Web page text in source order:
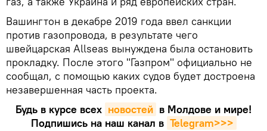
Вашингтон в декабре 2019 года ввел санкции
против газопровода, в результате чего
швейцарская Allseas вынуждена была остановить
прокладку. После этого "Газпром" официально не
сообщал, с помощью каких судов будет достроена
незавершенная часть проекта.
Будь в курсе всех новостей в Молдове и мире!
Подпишись на наш канал в Telegram>>>